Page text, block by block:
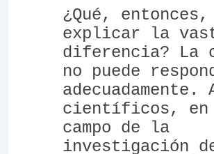
¿Qué, entonces,
explicar la
diferencia? La
no puede
adecuadamente.
científicos,
campo de la
investigación